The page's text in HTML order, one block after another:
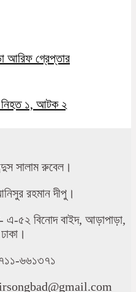
আরিফ গ্রেপ্তার
নিহত ১, আটক ২
সালাম রুবেল।
রহমান দীপু।
এ-৫২ বিনোদ বাইদ, আড়াপাড়া,
৬৬১৩৭১